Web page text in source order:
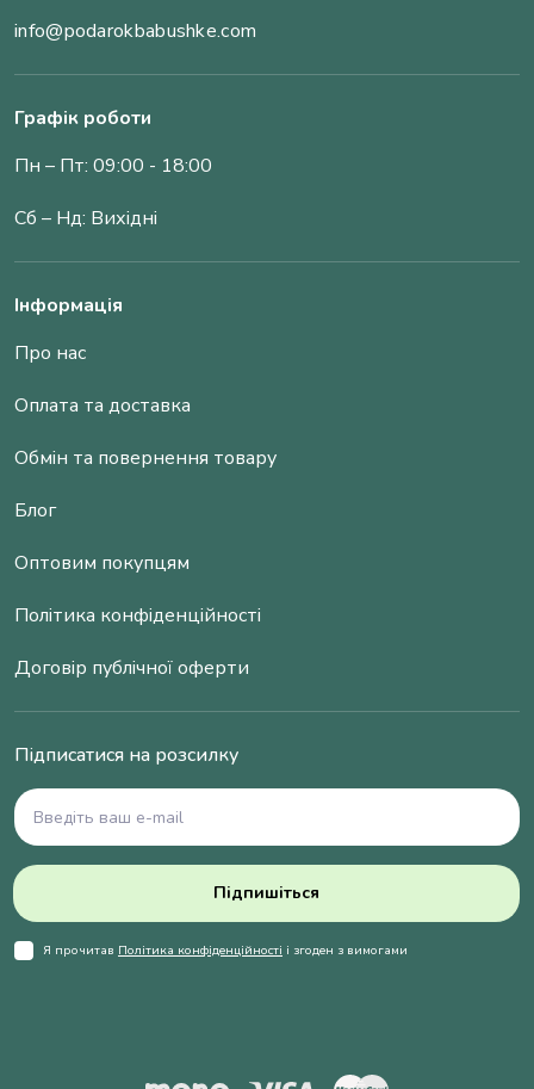
info@podarokbabushke.com
Графік роботи
Пн – Пт: 09:00 - 18:00
Сб – Нд: Вихідні
Інформація
Про нас
Оплата та доставка
Обмін та повернення товару
Блог
Оптовим покупцям
Політика конфіденційності
Договір публічної оферти
Підписатися на розсилку
Підпишіться
Я прочитав Політика конфіденційності і згоден з вимогами